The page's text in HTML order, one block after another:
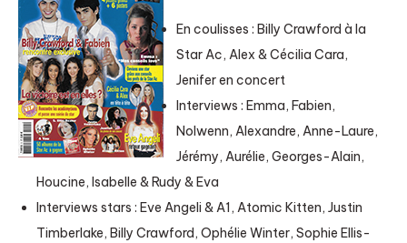
En coulisses : Billy Crawford à la
Star Ac, Alex & Cécilia Cara,
Jenifer en concert
Interviews : Emma, Fabien,
Nolwenn, Alexandre, Anne-Laure,
Jérémy, Aurélie, Georges-Alain,
Houcine, Isabelle & Rudy & Eva
Interviews stars : Eve Angeli & A1, Atomic Kitten, Justin
Timberlake, Billy Crawford, Ophélie Winter, Sophie Ellis-